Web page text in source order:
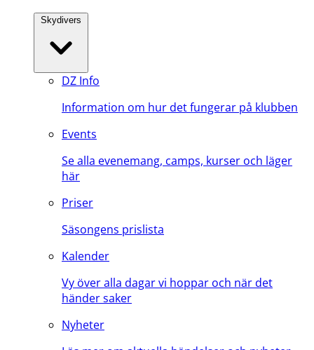
Skydivers
DZ Info
Information om hur det fungerar på klubben
Events
Se alla evenemang, camps, kurser och läger
här
Priser
Säsongens prislista
Kalender
Vy över alla dagar vi hoppar och när det
händer saker
Nyheter